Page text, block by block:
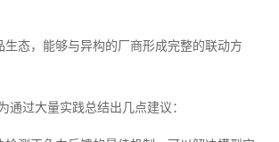
生态，能够与异构的厂商形成完整的联动方
通过大量实践总结出几点建议：